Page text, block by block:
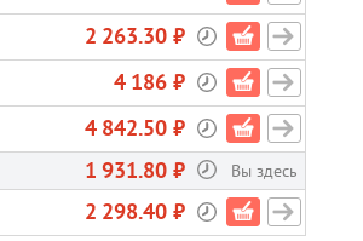
2 263.30 ₽
4 186 ₽
4 842.50 ₽
1 931.80 ₽
Вы здесь
2 298.40 ₽